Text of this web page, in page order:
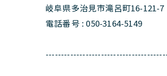
岐阜県多治見市滝呂町16-121-7
電話番号 : 050-3164-5149